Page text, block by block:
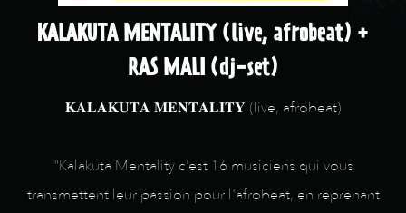
KALAKUTA MENTALITY (live, afrobeat) +
RAS MALI (dj-set)
𝐊𝐀𝐋𝐀𝐊𝐔𝐓𝐀 𝐌𝐄𝐍𝐓𝐀𝐋𝐈𝐓𝐘 (live, afrobeat)
"Kalakuta Mentality c’est 16 musiciens qui vous
transmettent leur passion pour l'afrobeat, en reprenant